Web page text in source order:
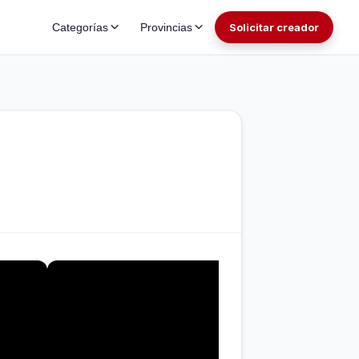
Categorías Provincias Solicitar creador